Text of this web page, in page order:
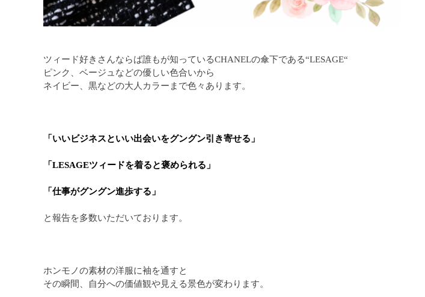
ツィード好きさんならば誰もが知っているCHANELの傘下である“LESAGE“
ピンク、ベージュなどの優しい色合いから
ネイビー、黒などの大人カラーまで色々あります。
「いいビジネスといい出会いをグングン引き寄せる」
「LESAGEツィードを着ると褒められる」
「仕事がグングン進歩する」
と報告を多数いただいております。
ホンモノの素材の洋服に袖を通すと
その瞬間、自分への価値観や見える景色が変わります。